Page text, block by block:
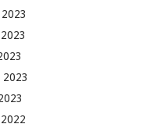
2023
2023
2022